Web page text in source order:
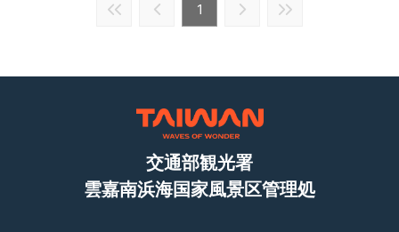
1
交通部観光署
雲嘉南浜海国家風景区管理処